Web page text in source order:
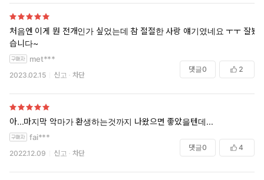
처음엔 이게 뭔 전개인가 싶었는데 참 절절한 사랑 얘기였네요 ㅜㅜ 잘봤
습니다~
met***
2023.02.15 신고 차단
댓글0 2
아...마지막 악마가 환생하는것까지 나왔으면 좋았을텐데...
fai***
2022.12.09 신고 차단
댓글0 4